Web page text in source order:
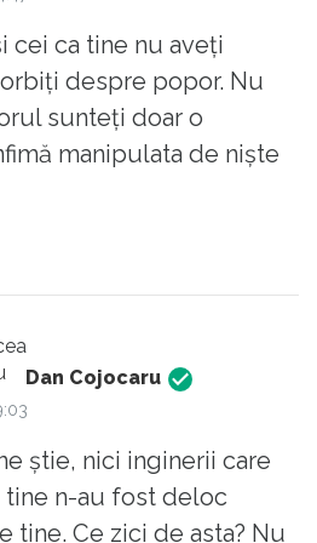
războim cu Rusia? Cui
calp.
cei ca tine nu aveți
despre popor. Nu
sunteți doar o
manipulata de niște
să păreți mai mulți fatati
nega pericolul rusesc
nu ai istorie sau ești o
comunistoida și ești
resturile astea și
lor. Știu că adevărul nu-
nici contrazicerea. Idem
bișnițar trump.
Dan Cojocaru
știe, nici inginerii care
n-au fost deloc
tine. Ce zici de asta? Nu